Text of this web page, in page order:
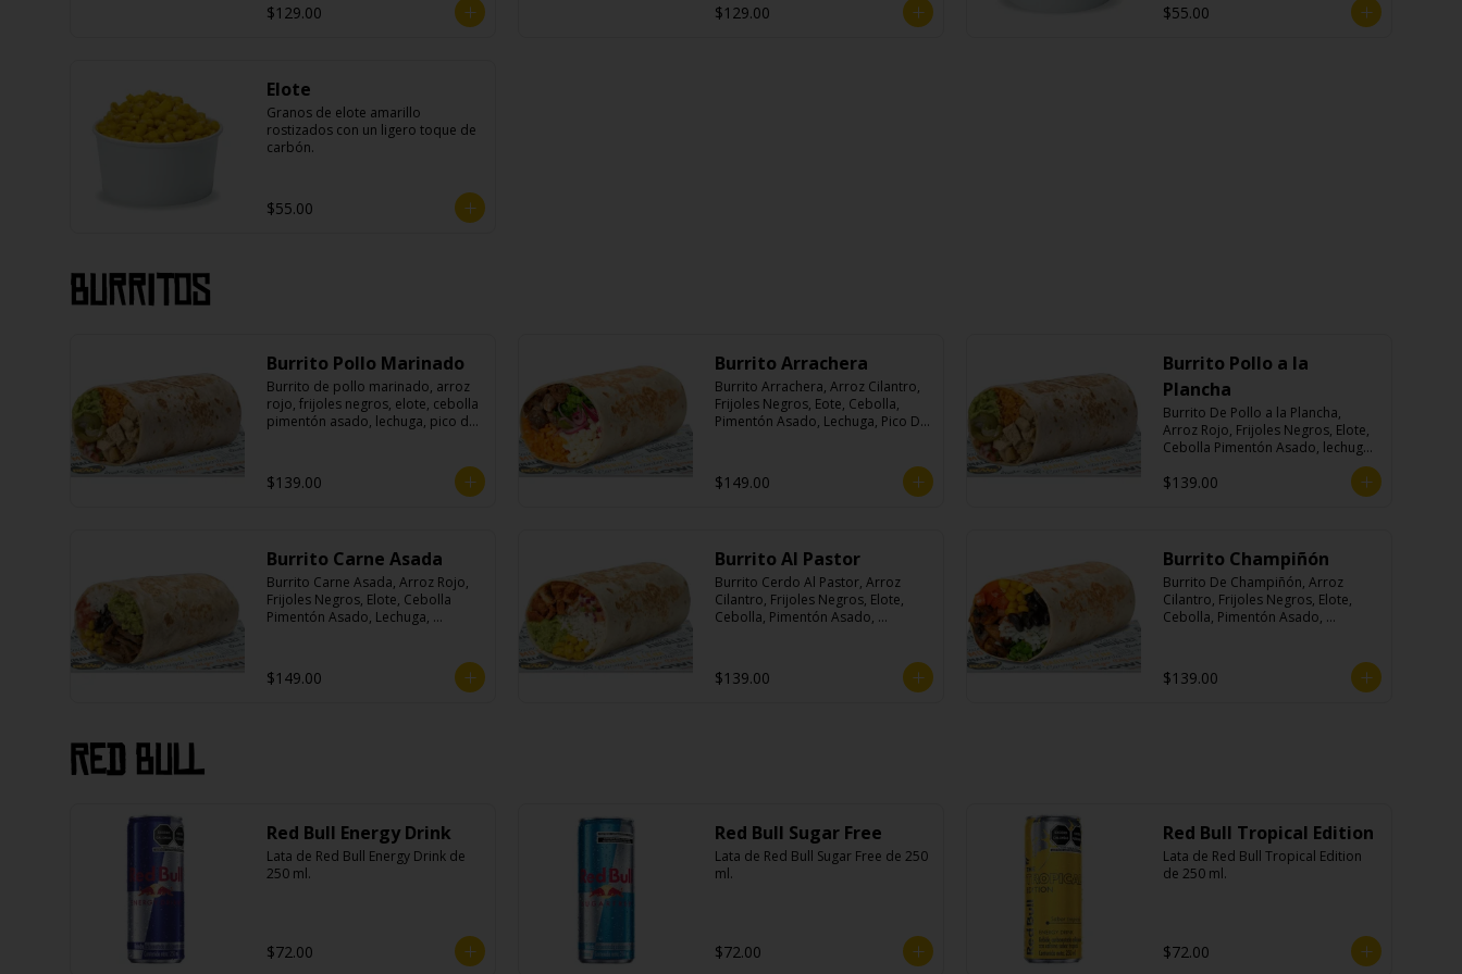
$129.00 $129.00 $55.00
Elote
Granos de elote amarillo
rostizados con un ligero toque de
carbón.
$55.00
Burritos
Burrito Pollo Marinado
Burrito de pollo marinado, arroz
rojo, frijoles negros, elote, cebolla
pimentón asado, lechuga, pico de
$139.00
Burrito Arrachera
Burrito Arrachera, Arroz Cilantro,
Frijoles Negros, Eote, Cebolla,
Pimentón Asado, Lechuga, Pico De
$149.00
Burrito Pollo a la
Plancha
Burrito De Pollo a la Plancha,
Arroz Rojo, Frijoles Negros, Elote,
Cebolla Pimentón Asado, lechuga,
Crema Ácida.
$139.00
Burrito Carne Asada
Burrito Carne Asada, Arroz Rojo,
Frijoles Negros, Elote, Cebolla
Pimentón Asado, Lechuga,
$149.00
Burrito Al Pastor
Burrito Cerdo Al Pastor, Arroz
Cilantro, Frijoles Negros, Elote,
Cebolla, Pimentón Asado,
$139.00
Burrito Champiñón
Burrito De Champiñón, Arroz
Cilantro, Frijoles Negros, Elote,
Cebolla, Pimentón Asado,
$139.00
Red Bull
Red Bull Energy Drink
Lata de Red Bull Energy Drink de
250 ml.
$72.00
Red Bull Sugar Free
Lata de Red Bull Sugar Free de 250
ml.
$72.00
Red Bull Tropical Edition
Lata de Red Bull Tropical Edition
de 250 ml.
$72.00